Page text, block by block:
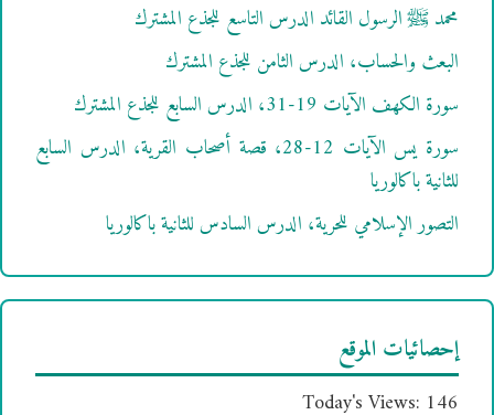
محمد ﷺ الرسول القائد الدرس التاسع للجذع المشترك
البعث والحساب، الدرس الثامن للجذع المشترك
سورة الكهف الآيات 19-31، الدرس السابع للجذع المشترك
سورة يس الآيات 12-28، قصة أصحاب القرية، الدرس السابع
للثانية باكالوريا
التصور الإسلامي للحرية، الدرس السادس للثانية باكالوريا
إحصائيات الموقع
Today's Views: 146